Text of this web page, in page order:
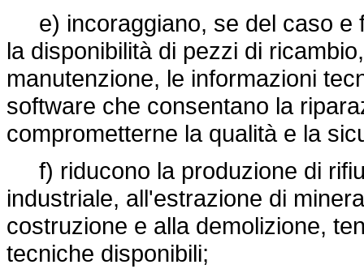
e) incoraggiano, se del caso e
la disponibilità di pezzi di
manutenzione, le informazioni
software che consentano la
comprometterne la qualità e la
f) riducono la produzione di
industriale, all'estrazione di
costruzione e alla demolizione,
tecniche disponibili;